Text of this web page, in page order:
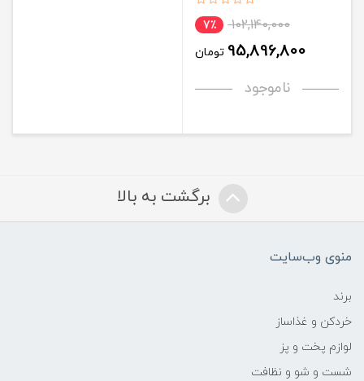
102,140,000 7٪
95,896,800 تومان
ناموجود
برگشت به بالا
منوی وب‌سایت
برند
خردکن و غذاساز
لوازم پخت و پز
شست و شو و نظافت